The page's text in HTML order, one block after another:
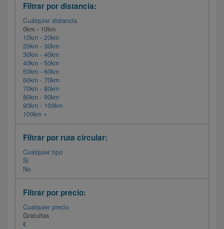
Filtrar por distancia:
Cualquier distancia
0km - 10km
10km - 20km
20km - 30km
30km - 40km
40km - 50km
50km - 60km
60km - 70km
70km - 80km
80km - 90km
90km - 100km
100km +
Filtrar por ruta circular:
Cualquier tipo
Si
No
Filtrar por precio:
Cualquier precio
Gratuitas
€